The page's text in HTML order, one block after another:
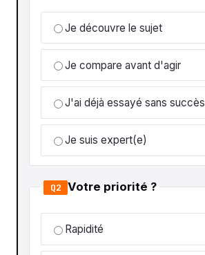
Je découvre le sujet
Je compare avant d'agir
J'ai déjà essayé sans succès
Je suis expert(e)
Q2 Votre priorité ?
Rapidité